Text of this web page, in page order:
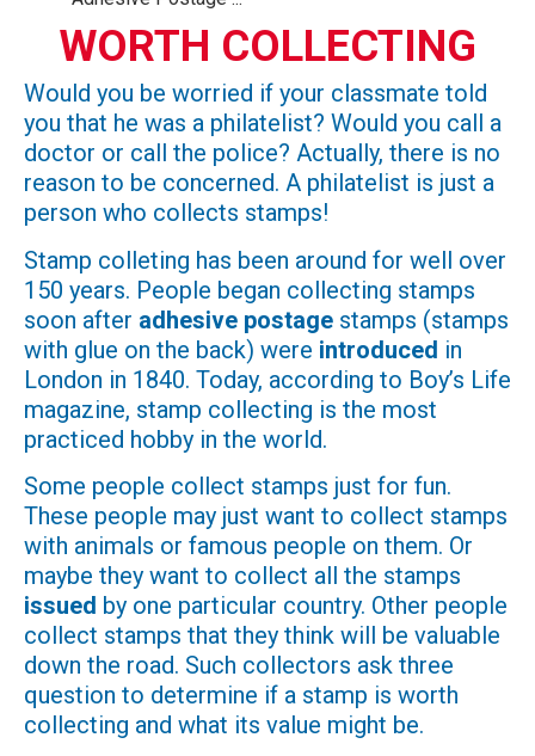
WORTH COLLECTING
Would you be worried if your classmate told
you that he was a philatelist? Would you call a
doctor or call the police? Actually, there is no
reason to be concerned. A philatelist is just a
person who collects stamps!
Stamp colleting has been around for well over
150 years. People began collecting stamps
soon after adhesive postage stamps (stamps
with glue on the back) were introduced in
London in 1840. Today, according to Boy’s Life
magazine, stamp collecting is the most
practiced hobby in the world.
Some people collect stamps just for fun.
These people may just want to collect stamps
with animals or famous people on them. Or
maybe they want to collect all the stamps
issued by one particular country. Other people
collect stamps that they think will be valuable
down the road. Such collectors ask three
question to determine if a stamp is worth
collecting and what its value might be.